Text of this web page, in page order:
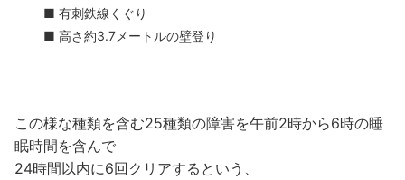
■ 有刺鉄線くぐり
■ 高さ約3.7メートルの壁登り
この様な種類を含む25種類の障害を午前2時から6時の睡
眠時間を含んで
24時間以内に6回クリアするという、